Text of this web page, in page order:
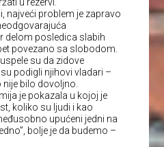
najveći problem je zapravo
delom posledica slabih
povezano sa slobodom.
su da zidove
podigli njihovi vladari –
bilo dovoljno.
je pokazala u kojoj je
koliko su ljudi i kao
upućeni jedni na
bolje je da budemo –